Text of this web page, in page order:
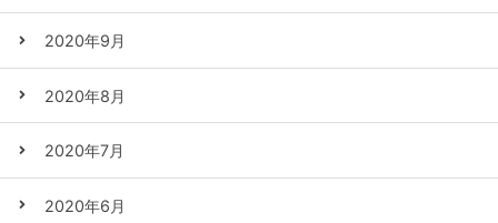
2020年9月
2020年8月
2020年7月
2020年6月